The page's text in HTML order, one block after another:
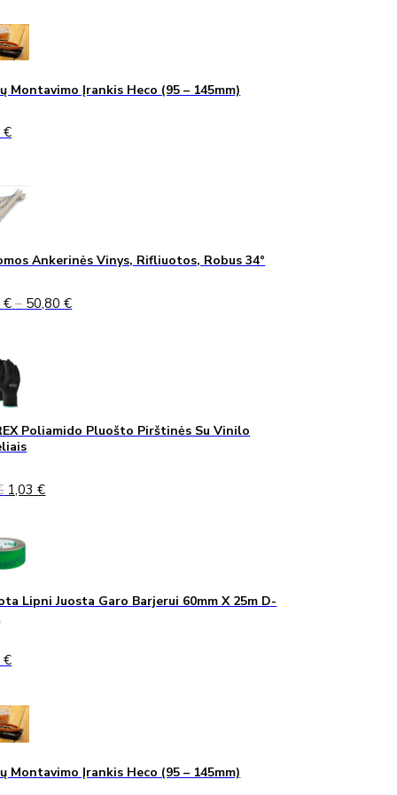
Montavimo Įrankis Heco (95 – 145mm)
€
Ankerinės Vinys, Rifliuotos, Robus 34°
€ – 50,80€Price
Poliamido Pluošto Pirštinės Su Vinilo
Original
1,40 €.
1,03€Current
Lipni Juosta Garo Barjerui 60mm X 25m D-
€
Montavimo Įrankis Heco (95 – 145mm)